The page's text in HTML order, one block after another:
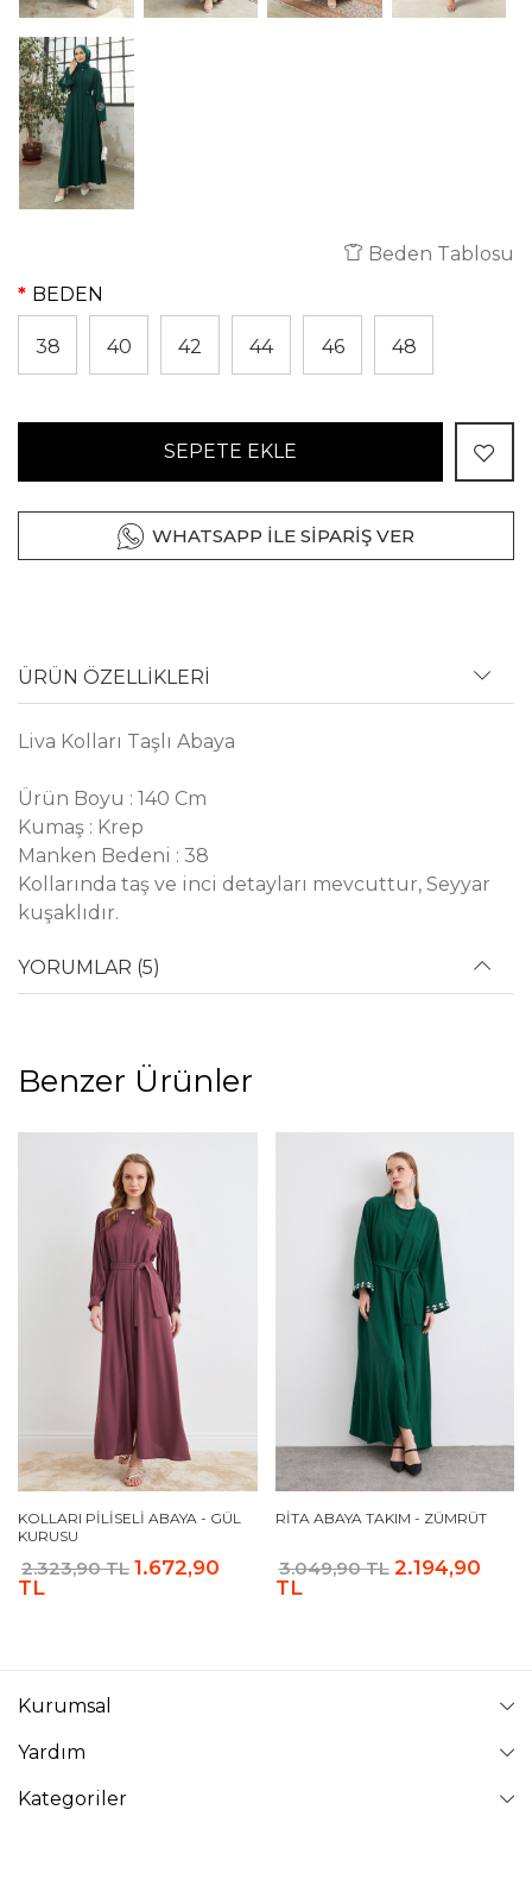
Beden Tablosu
BEDEN
38 40 42 44 46 48
SEPETE EKLE
WHATSAPP İLE SİPARİŞ VER
ÜRÜN ÖZELLİKLERİ
Liva Kolları Taşlı Abaya
Ürün Boyu : 140 Cm
Kumaş : Krep
Manken Bedeni : 38
Kollarında taş ve inci detayları mevcuttur, Seyyar
kuşaklıdır.
YORUMLAR (5)
Benzer Ürünler
KOLLARI PILISELI ABAYA - GÜL
KURUSU
2.323,90 TL 1.672,90
TL
RITA ABAYA TAKIM - ZÜMRÜT
3.049,90 TL 2.194,90
TL
Kurumsal
Yardım
Kategoriler